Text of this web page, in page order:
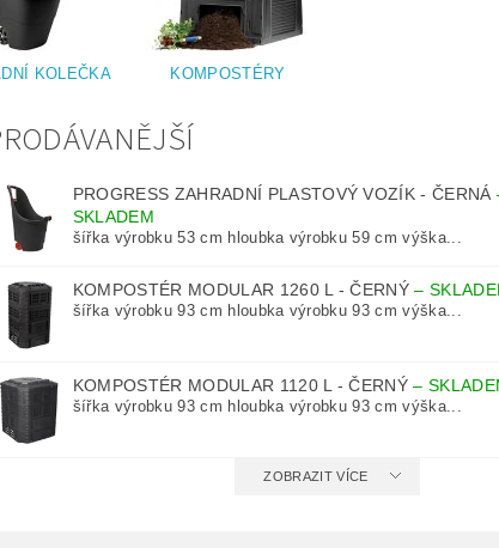
KOLEČKA KOMPOSTÉRY
PROGRESS ZAHRADNÍ PLASTOVÝ VOZÍK - ČERNÁ
SKLADEM
šířka výrobku 53 cm hloubka výrobku 59 cm výška...
KOMPOSTÉR MODULAR 1260 L - ČERNÝ–
šířka výrobku 93 cm hloubka výrobku 93 cm výška...
KOMPOSTÉR MODULAR 1120 L - ČERNÝ–
šířka výrobku 93 cm hloubka výrobku 93 cm výška...
ZOBRAZIT VÍCE